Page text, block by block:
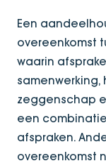
Een
overeenkomst
waarin
zeggenschap
een
afspraken.
overeenkomst